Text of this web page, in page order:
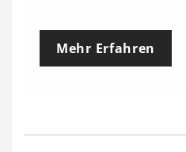
e
p
Mehr Erfahren